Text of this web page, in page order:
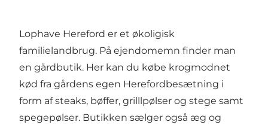
Lophave Hereford er et økoligisk
familielandbrug. På ejendomemn finder man
en gårdbutik. Her kan du købe krogmodnet
kød fra gårdens egen Herefordbesætning i
form af steaks, bøffer, grilllpølser og stege samt
spegepølser. Butikken sælger også æg og